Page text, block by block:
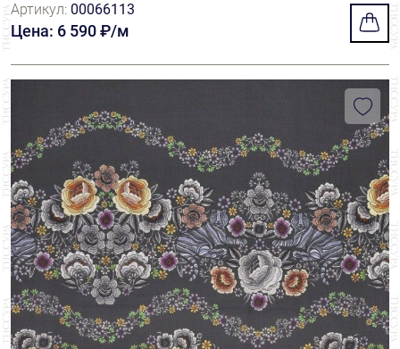
Артикул: 00066113
Цена: 6 590 ₽/м